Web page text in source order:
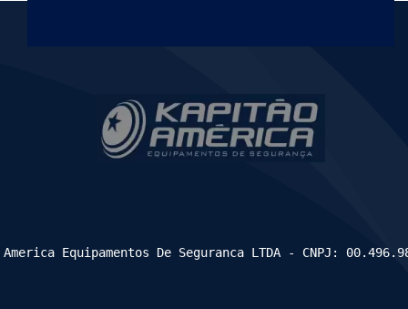
Equipamentos De Seguranca LTDA - CNPJ: